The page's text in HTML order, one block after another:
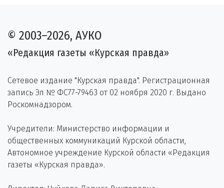
© 2003–2026, АУКО
«Редакция газеты «Курская правда»
Сетевое издание "Курская правда". Регистрационная
запись Эл № ФС77-79463 от 02 ноября 2020 г. Выдано
Роскомнадзором.
Учредители: Министерство информации и
общественных коммуникаций Курской области,
Автономное учреждение Курской области «Редакция
газеты «Курская правда».